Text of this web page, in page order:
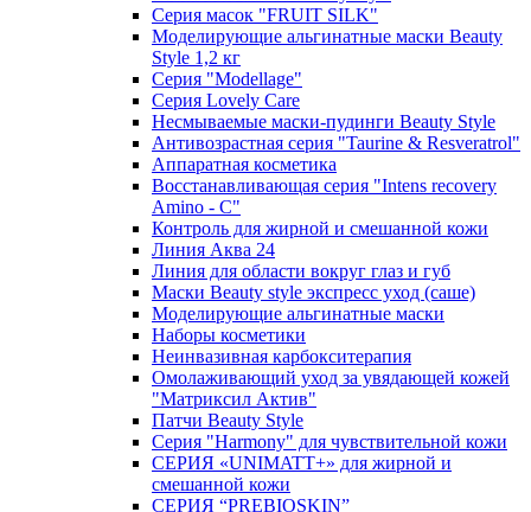
Серия масок "FRUIT SILK"
Моделирующие альгинатные маски Beauty
Style 1,2 кг
Серия "Modellage"
Cерия Lovely Care
Несмываемые маски-пудинги Beauty Style
Антивозрастная серия "Taurine & Resveratrol"
Аппаратная косметика
Восстанавливающая серия "Intens recovery
Amino - C"
Контроль для жирной и смешанной кожи
Линия Аква 24
Линия для области вокруг глаз и губ
Маски Beauty style экспресс уход (саше)
Моделирующие альгинатные маски
Наборы косметики
Неинвазивная карбокситерапия
Омолаживающий уход за увядающей кожей
"Матриксил Актив"
Патчи Beauty Style
Серия "Harmony" для чувствительной кожи
СЕРИЯ «UNIMATT+» для жирной и
смешанной кожи
СЕРИЯ “PREBIOSKIN”